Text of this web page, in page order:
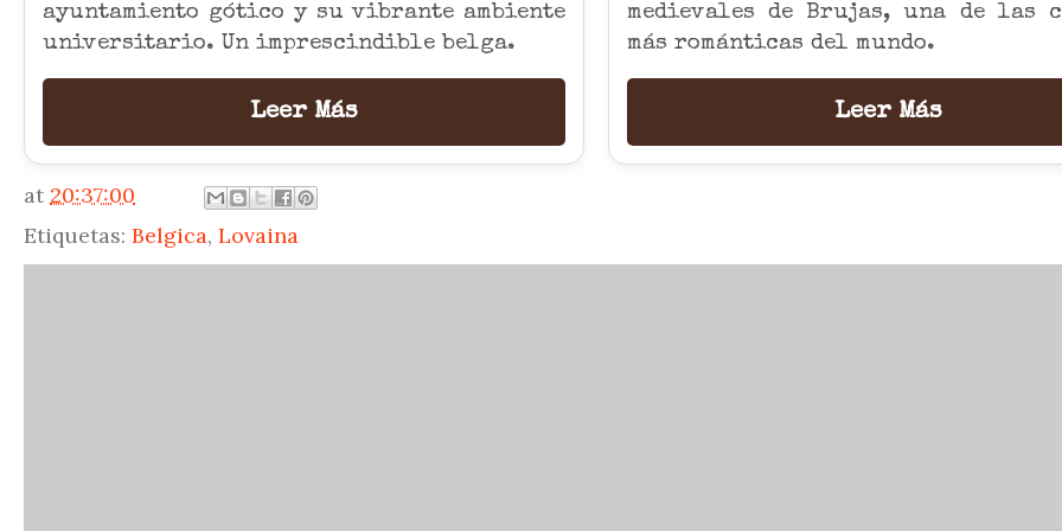
ayuntamiento gótico y su vibrante ambiente
universitario. Un imprescindible belga.
Leer Más
medievales de Brujas, una de las
más románticas del mundo.
Leer Más
at 20:37:00
Etiquetas: Belgica, Lovaina